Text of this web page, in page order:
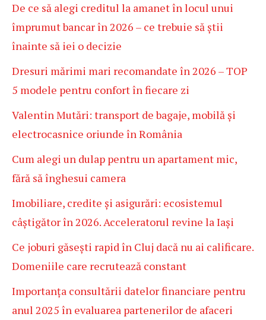
De ce să alegi creditul la amanet în locul unui
împrumut bancar în 2026 – ce trebuie să știi
înainte să iei o decizie
Dresuri mărimi mari recomandate în 2026 – TOP
5 modele pentru confort în fiecare zi
Valentin Mutări: transport de bagaje, mobilă și
electrocasnice oriunde în România
Cum alegi un dulap pentru un apartament mic,
fără să înghesui camera
Imobiliare, credite și asigurări: ecosistemul
câștigător în 2026. Acceleratorul revine la Iași
Ce joburi găsești rapid în Cluj dacă nu ai calificare.
Domeniile care recrutează constant
Importanța consultării datelor financiare pentru
anul 2025 în evaluarea partenerilor de afaceri